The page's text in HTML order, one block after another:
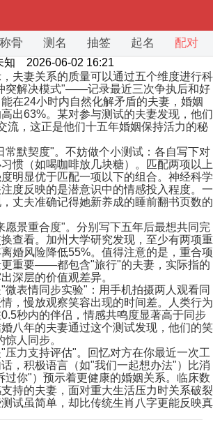
称骨 测名 抽签 起名 配对
知 2026-06-02 16:21
夫妻关系的质量可以通过五个维度进行科
突解决模式"——记录最近三次争执后和好
在24小时内自然化解矛盾的夫妻，婚姻
出63%。某对参与测试的夫妻发现，他们
流，这正是他们十五年婚姻保持活力的秘
常默契度"。不妨做个小测试：各自写下对
惯（如喝咖啡放几块糖）。匹配两项以上
明显优于匹配一项以下的组合。神经科学
度反映的是潜意识中的情感投入程度。一
丈夫准确记得她新养成的睡前翻书页数的
愿景重合度"。分别写下五年后最想共同完
查看。加州大学研究发现，至少有两项重
婚风险降低55%。值得注意的是，重合项
更重要——都包含"旅行"的夫妻，实际指的
深层的价值观差异。
微表情同步实验"：用手机拍摄两人观看同
，慢放观察笑容出现的时间差。人类行为
秒内的伴侣，情感共鸣度显著高于同步
八年的夫妻通过这个测试发现，他们的笑
人同步。
压力支持评估"。回忆对方在你最近一次工
，积极语言（如"我们一起想办法"）比消
过你"）预示着更健康的婚姻关系。临床数
持的夫妻，面对重大生活压力时关系破裂
试虽简单，却比传统生肖八字更能反映真